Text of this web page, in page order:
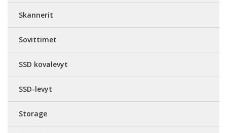
Skannerit
Sovittimet
SSD kovalevyt
SSD-levyt
Storage